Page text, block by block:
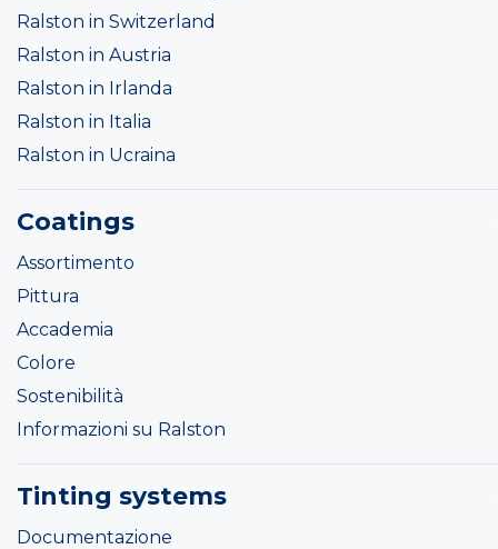
Ralston in Switzerland
Ralston in Austria
Ralston in Irlanda
Ralston in Italia
Ralston in Ucraina
Coatings
Assortimento
Pittura
Accademia
Colore
Sostenibilità
Informazioni su Ralston
Tinting systems
Documentazione